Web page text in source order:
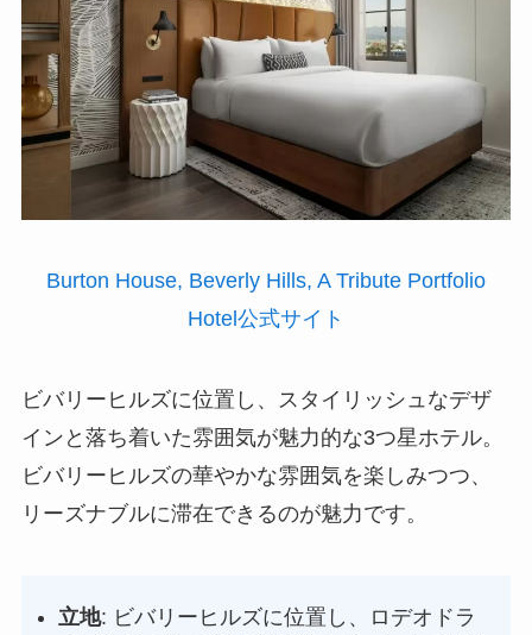
Burton House, Beverly Hills, A Tribute Portfolio
Hotel公式サイト
ビバリーヒルズに位置し、スタイリッシュなデザ
インと落ち着いた雰囲気が魅力的な3つ星ホテル。
ビバリーヒルズの華やかな雰囲気を楽しみつつ、
リーズナブルに滞在できるのが魅力です。
立地: ビバリーヒルズに位置し、ロデオドラ